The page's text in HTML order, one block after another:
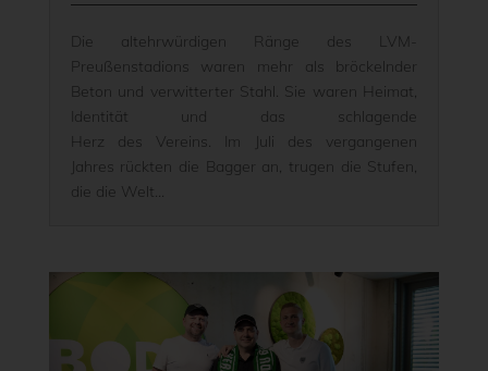
Die altehrwürdigen Ränge des LVM-
Preußenstadions waren mehr als bröckelnder
Beton und verwitterter Stahl. Sie waren Heimat,
Identität und das schlagende
Herz des Vereins. Im Juli des vergangenen
Jahres rückten die Bagger an, trugen die Stufen,
die die Welt...